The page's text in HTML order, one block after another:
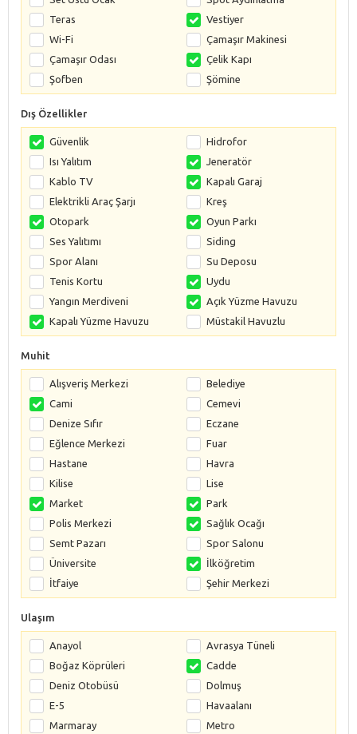
Teras
Vestiyer
Wi-Fi
Çamaşır Makinesi
Çamaşır Odası
Çelik Kapı
Şofben
Şömine
Dış Özellikler
Güvenlik
Hidrofor
Isı Yalıtım
Jeneratör
Kablo TV
Kapalı Garaj
Elektrikli Araç Şarjı
Kreş
Otopark
Oyun Parkı
Ses Yalıtımı
Siding
Spor Alanı
Su Deposu
Tenis Kortu
Uydu
Yangın Merdiveni
Açık Yüzme Havuzu
Kapalı Yüzme Havuzu
Müstakil Havuzlu
Muhit
Alışveriş Merkezi
Belediye
Cami
Cemevi
Denize Sıfır
Eczane
Eğlence Merkezi
Fuar
Hastane
Havra
Kilise
Lise
Market
Park
Polis Merkezi
Sağlık Ocağı
Semt Pazarı
Spor Salonu
Üniversite
İlköğretim
İtfaiye
Şehir Merkezi
Ulaşım
Anayol
Avrasya Tüneli
Boğaz Köprüleri
Cadde
Deniz Otobüsü
Dolmuş
E-5
Havaalanı
Marmaray
Metro